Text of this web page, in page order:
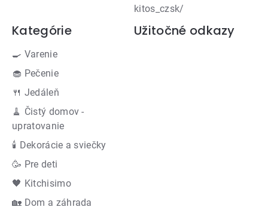
kitos_czsk/
Kategórie
🍳 Varenie
🧁 Pečenie
🍴 Jedáleň
🧹 Čistý domov -
upratovanie
🕯 Dekorácie a sviečky
🥳 Pre deti
🖤 Kitchisimo
🏡 Dom a záhrada
Užitočné odkazy